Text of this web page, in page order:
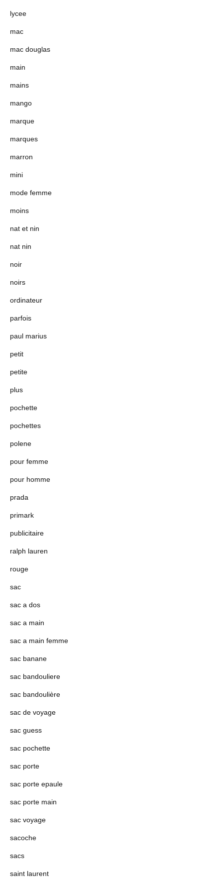
lycee
mac
mac douglas
main
mains
mango
marque
marques
marron
mini
mode femme
moins
nat et nin
nat nin
noir
noirs
ordinateur
parfois
paul marius
petit
petite
plus
pochette
pochettes
polene
pour femme
pour homme
prada
primark
publicitaire
ralph lauren
rouge
sac
sac a dos
sac a main
sac a main femme
sac banane
sac bandouliere
sac bandoulière
sac de voyage
sac guess
sac pochette
sac porte
sac porte epaule
sac porte main
sac voyage
sacoche
sacs
saint laurent